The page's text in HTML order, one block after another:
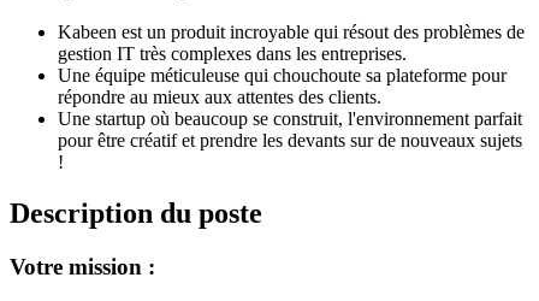
Kabeen est un produit incroyable qui résout des problèmes de
gestion IT très complexes dans les entreprises.
Une équipe méticuleuse qui chouchoute sa plateforme pour
répondre au mieux aux attentes des clients.
Une startup où beaucoup se construit, l'environnement parfait
pour être créatif et prendre les devants sur de nouveaux sujets
!
Description du poste
Votre mission :